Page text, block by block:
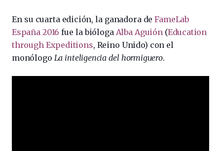
En su cuarta edición, la ganadora deFameLab
España 2016 fue la bióloga Alba Aguión(Education
through Expeditions, Reino Unido) con el
monólogo La inteligencia del hormiguero.